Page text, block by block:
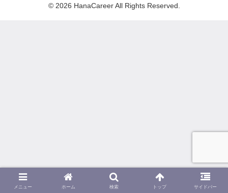
© 2026 HanaCareer All Rights Reserved.
メニュー ホーム 検索 トップ サイドバー